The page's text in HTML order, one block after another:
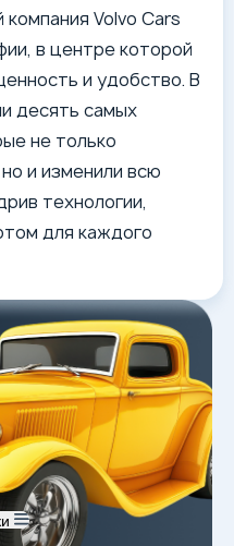
Volvo Cars
в центре которой
и удобство. В
десять самых
не только
и изменили всю
технологии,
для каждого